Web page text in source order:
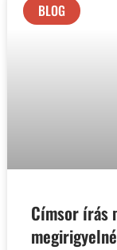
BLOG
Címsor írás